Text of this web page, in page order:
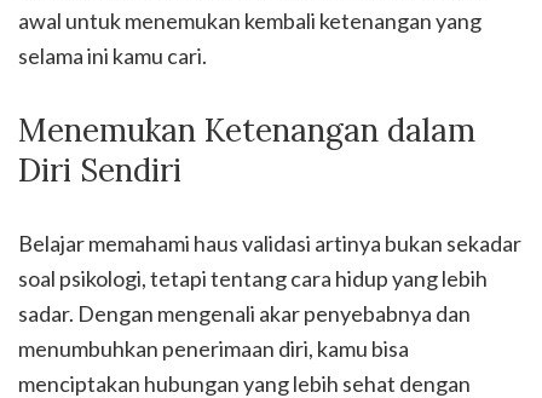
awal untuk menemukan kembali ketenangan yang
selama ini kamu cari.
Menemukan Ketenangan dalam
Diri Sendiri
Belajar memahami haus validasi artinya bukan sekadar
soal psikologi, tetapi tentang cara hidup yang lebih
sadar. Dengan mengenali akar penyebabnya dan
menumbuhkan penerimaan diri, kamu bisa
menciptakan hubungan yang lebih sehat dengan